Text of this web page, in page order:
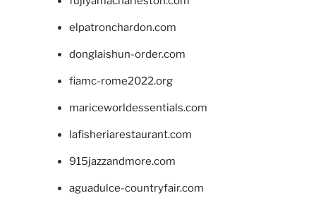
elpatronchardon.com
donglaishun-order.com
fiamc-rome2022.org
mariceworldessentials.com
lafisheriarestaurant.com
915jazzandmore.com
aguadulce-countryfair.com